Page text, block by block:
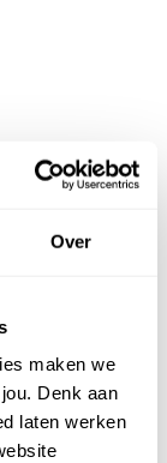
Over
maken we
Denk aan
laten werken